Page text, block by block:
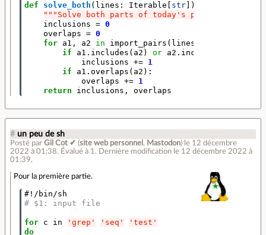
def solve_both ( lines : Iterable str ])
"""Solve both parts of today's puzzle"""
inclusions = 0
overlaps = 0
for a1 , a2 in import_pairs ( lines
if
a1 . includes ( a2 ) or a2 . includes
inclusions += 1
if
a1 . overlaps ( a2 ):
overlaps += 1
return
inclusions , overlaps
# un peu de sh
Posté par Gil Cot ✔ (site web personnel , Mastodon) le 12 décembre
2022 à 01:38. Évalué à 1 . Dernière modification le 12 décembre 2022 à
01:39.
Pour la première partie.
#!/bin/sh
# $1: input file
for c in 'grep' 'seq'
'test'
do